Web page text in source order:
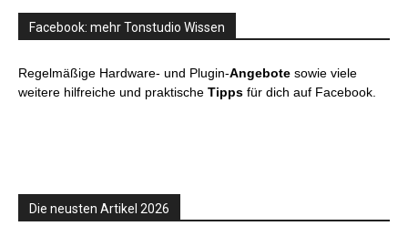
Facebook: mehr Tonstudio Wissen
Regelmäßige Hardware- und Plugin-Angebote sowie viele
weitere hilfreiche und praktische Tipps für dich auf Facebook.
Die neusten Artikel 2026